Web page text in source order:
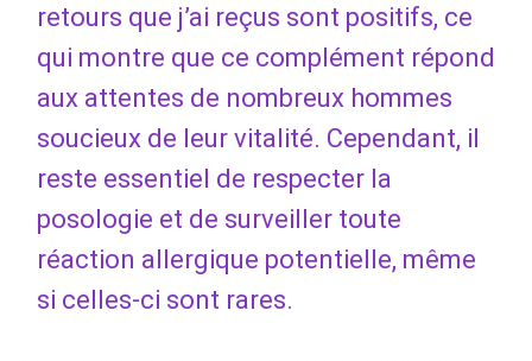
retours que j’ai reçus sont positifs, ce
qui montre que ce complément répond
aux attentes de nombreux hommes
soucieux de leur vitalité. Cependant, il
reste essentiel de respecter la
posologie et de surveiller toute
réaction allergique potentielle, même
si celles-ci sont rares.